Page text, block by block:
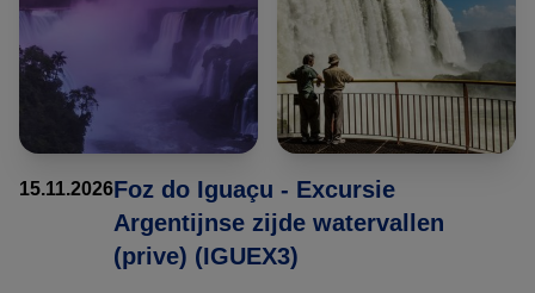
15.11.2026Foz do Iguaçu - Excursie
Argentijnse zijde watervallen
(prive) (IGUEX3)